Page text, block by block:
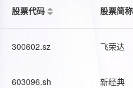
股票代码
股票简称
300602.sz 飞荣达
603096.sh 新经典